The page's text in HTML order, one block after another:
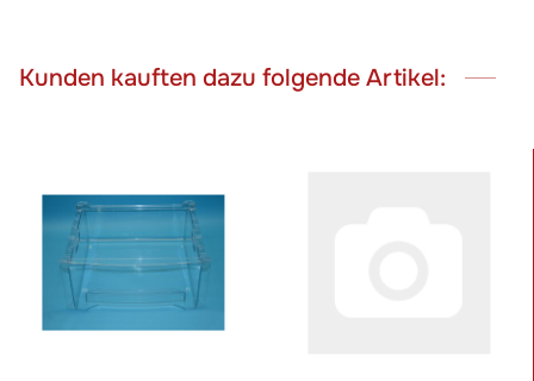
Kunden kauften dazu folgende Artikel: